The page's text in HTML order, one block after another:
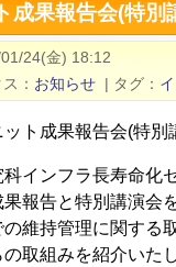
成果報告会(特
24(金) 18:12
お知らせ | タグ
ト成果報告会(特
インフラ長寿命化
報告と特別講演会
維持管理に関する
取組みを紹介いたし